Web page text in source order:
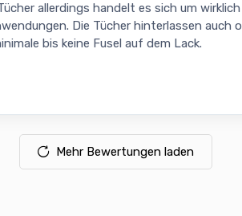
allerdings handelt es sich um
Die Tücher hinterlassen auch
bis keine Fusel auf dem Lack.
Mehr Bewertungen laden